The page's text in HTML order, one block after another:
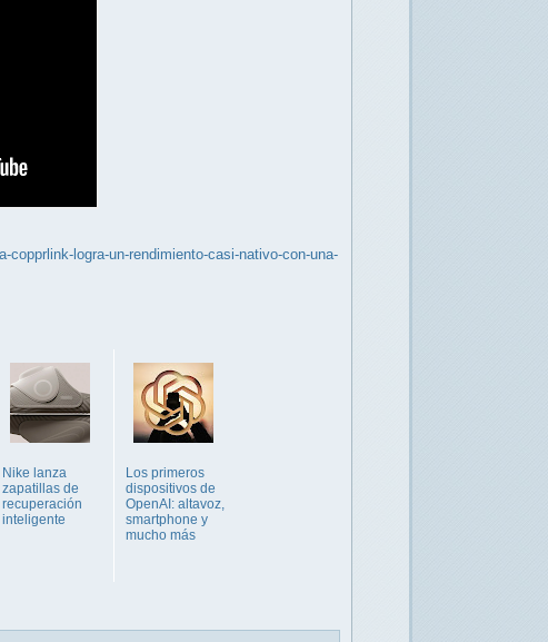
logra-un-rendimiento-casi-nativo-con-una-
Nike lanza
zapatillas de
recuperación
inteligente
Los primeros
dispositivos de
OpenAI: altavoz,
smartphone y
mucho más